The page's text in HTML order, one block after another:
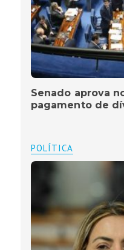
Senado aprova
pagamento de
POLÍTICA